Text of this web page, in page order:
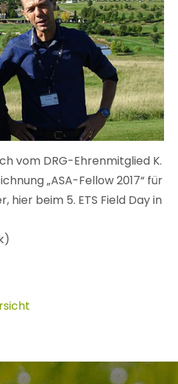
vom DRG-Ehrenmitglied K.
„ASA-Fellow 2017“ für
hier beim 5. ETS Field Day in